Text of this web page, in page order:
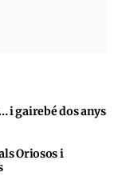
i gairebé dos anys
Oriosos i